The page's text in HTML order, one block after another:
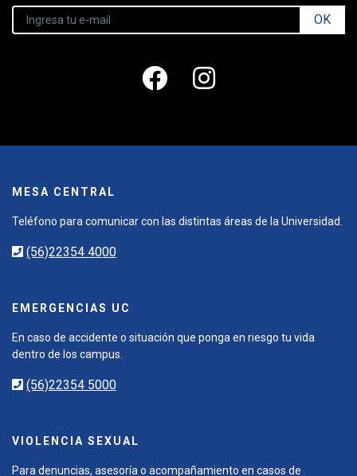
OK
MESA CENTRAL
Teléfono para comunicar con las distintas áreas de la Universidad.
(56)22354 4000
EMERGENCIAS UC
En caso de accidente o situación que ponga en riesgo tu vida
dentro de los campus.
(56)22354 5000
VIOLENCIA SEXUAL
Para denuncias, asesoría o acompañamiento en casos de